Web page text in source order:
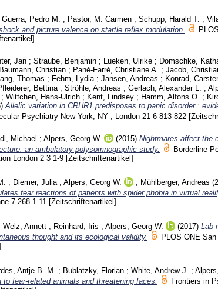
Guerra, Pedro M. ; Pastor, M. Carmen ; Schupp, Harald T. ;
and picture valence on startle reflex modulation.
Jan ; Straube, Benjamin ; Lueken, Ulrike ; Domschke,
Baumann, Christian ; Pané-Farré, Christiane A. ; Jacob,
Thomas ; Fehm, Lydia ; Jansen, Andreas ; Konrad,
Bettina ; Ströhle, Andreas ; Gerlach, Alexander L. ;
; Wittchen, Hans-Ulrich ; Kent, Lindsey ; Hamm, Alfons O. ;
Allelic variation in CRHR1 predisposes to panic disorder :
Psychiatry New York, NY ; London 21 6 813-822
Michael ; Alpers, Georg W. (2015) Nightmares affect the
an ambulatory polysomnographic study.
Borderline
London 2 3 1-9 [Zeitschriftenartikel]
; Diemer, Julia; Alpers, Georg W. ; Mühlberger, Andreas
fear reactions of patients with spider phobia in virtual
7 268 1-11 [Zeitschriftenartikel]
Welz, Annett ; Reinhard, Iris ; Alpers, Georg W. (2017) Lab
thought and its ecological validity.
PLOS ONE
Antje B. M. ; Bublatzky, Florian ; White, Andrew J. ;
fear-related animals and threatening faces.
Frontiers in